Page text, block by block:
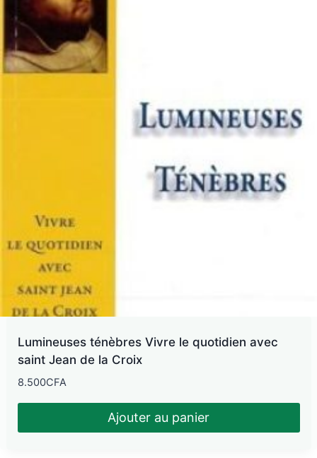
Lumineuses ténèbres Vivre le quotidien avec
saint Jean de la Croix
8.500CFA
Ajouter au panier